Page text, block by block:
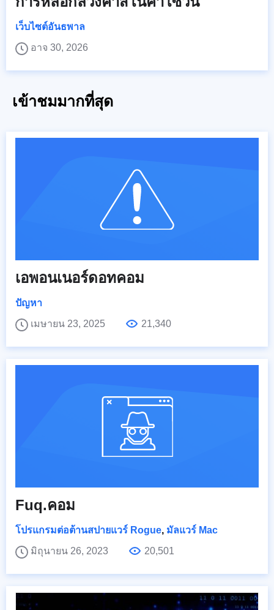
เว็บไซต์อันธพาล
อาจ 30, 2026
เข้าชมมากที่สุด
เอพอนเนอร์ดอทคอม
ปัญหา
เมษายน 23, 2025
21,340
Fuq.คอม
โปรแกรมต่อต้านสปายแวร์ Rogue, มัลแวร์ Mac
มิถุนายน 26, 2023
20,501